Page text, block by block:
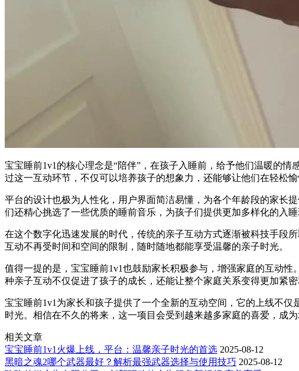
宝宝睡前1v1的核心理念是“陪伴”，在孩子入睡前，给予他们温暖的
过这一互动环节，不仅可以培养孩子的想象力，还能够让他们在轻松
平台的设计也极为人性化，用户界面简洁易懂，为各个年龄段的家长
们还精心挑选了一些优质的睡前音乐，为孩子们提供更加多样化的入
在这个数字化迅速发展的时代，传统的亲子互动方式逐渐被科技手段
互动不再受时间和空间的限制，随时随地都能享受温馨的亲子时光。
值得一提的是，宝宝睡前1v1也鼓励家长积极参与，增强家庭的互动
种亲子互动不仅促进了孩子的成长，还能让整个家庭关系变得更加紧密
宝宝睡前1v1为家长和孩子提供了一个全新的互动空间，它的上线不
时光。相信在不久的将来，这一项目会受到越来越多家庭的喜爱，成为
相关文章
宝宝睡前1v1火爆上线，平台：温馨亲子时光的首选 2025-08-12
黑暗之魂2哪个武器最好？解析最强武器选择与使用技巧 2025-08-12